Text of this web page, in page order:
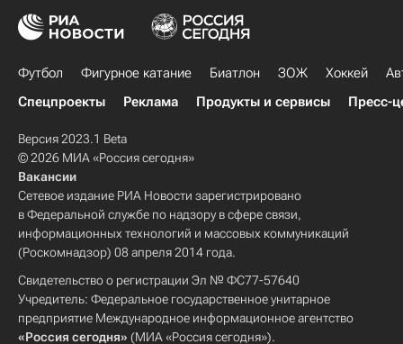
Футбол Фигурное катание Биатлон ЗОЖ Хоккей
Спецпроекты
Реклама Продукты и сервисы Пресс-
Версия 2023.1 Beta
© 2026 МИА «Россия сегодня»
Вакансии
Сетевое издание РИА Новости зарегистрировано
в Федеральной службе по надзору в сфере связи,
информационных технологий и массовых коммуникаций
(Роскомнадзор) 08 апреля 2014 года.
Свидетельство о регистрации Эл № ФС77-57640
Учредитель: Федеральное государственное унитарное
предприятие Международное информационное агентство
«Россия сегодня» (МИА «Россия сегодня»).